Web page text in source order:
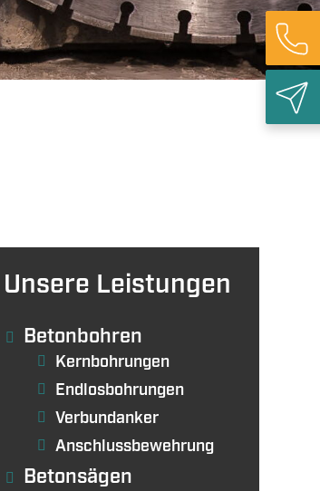
Unsere Leistungen
Betonbohren
Kernbohrungen
Endlosbohrungen
Verbundanker
Anschlussbewehrung
Betonsägen